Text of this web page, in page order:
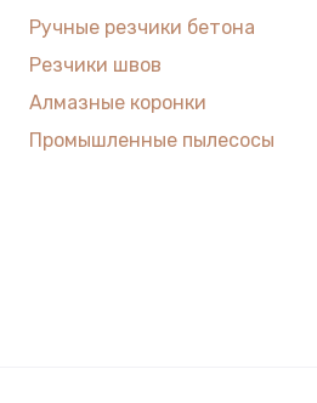
Ручные резчики бетона
Резчики швов
Алмазные коронки
Промышленные пылесосы